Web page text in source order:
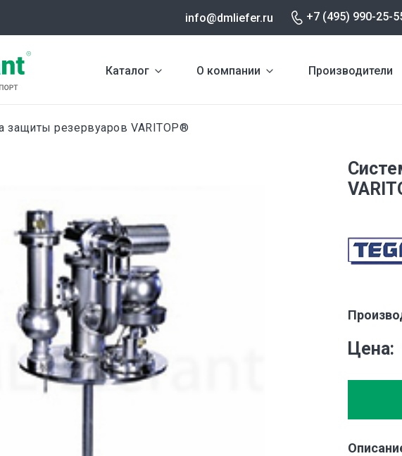
info@dmliefer.ru +7 (495) 990-25-
Каталог О компании Производители
защиты резервуаров VARITOP®
Цена